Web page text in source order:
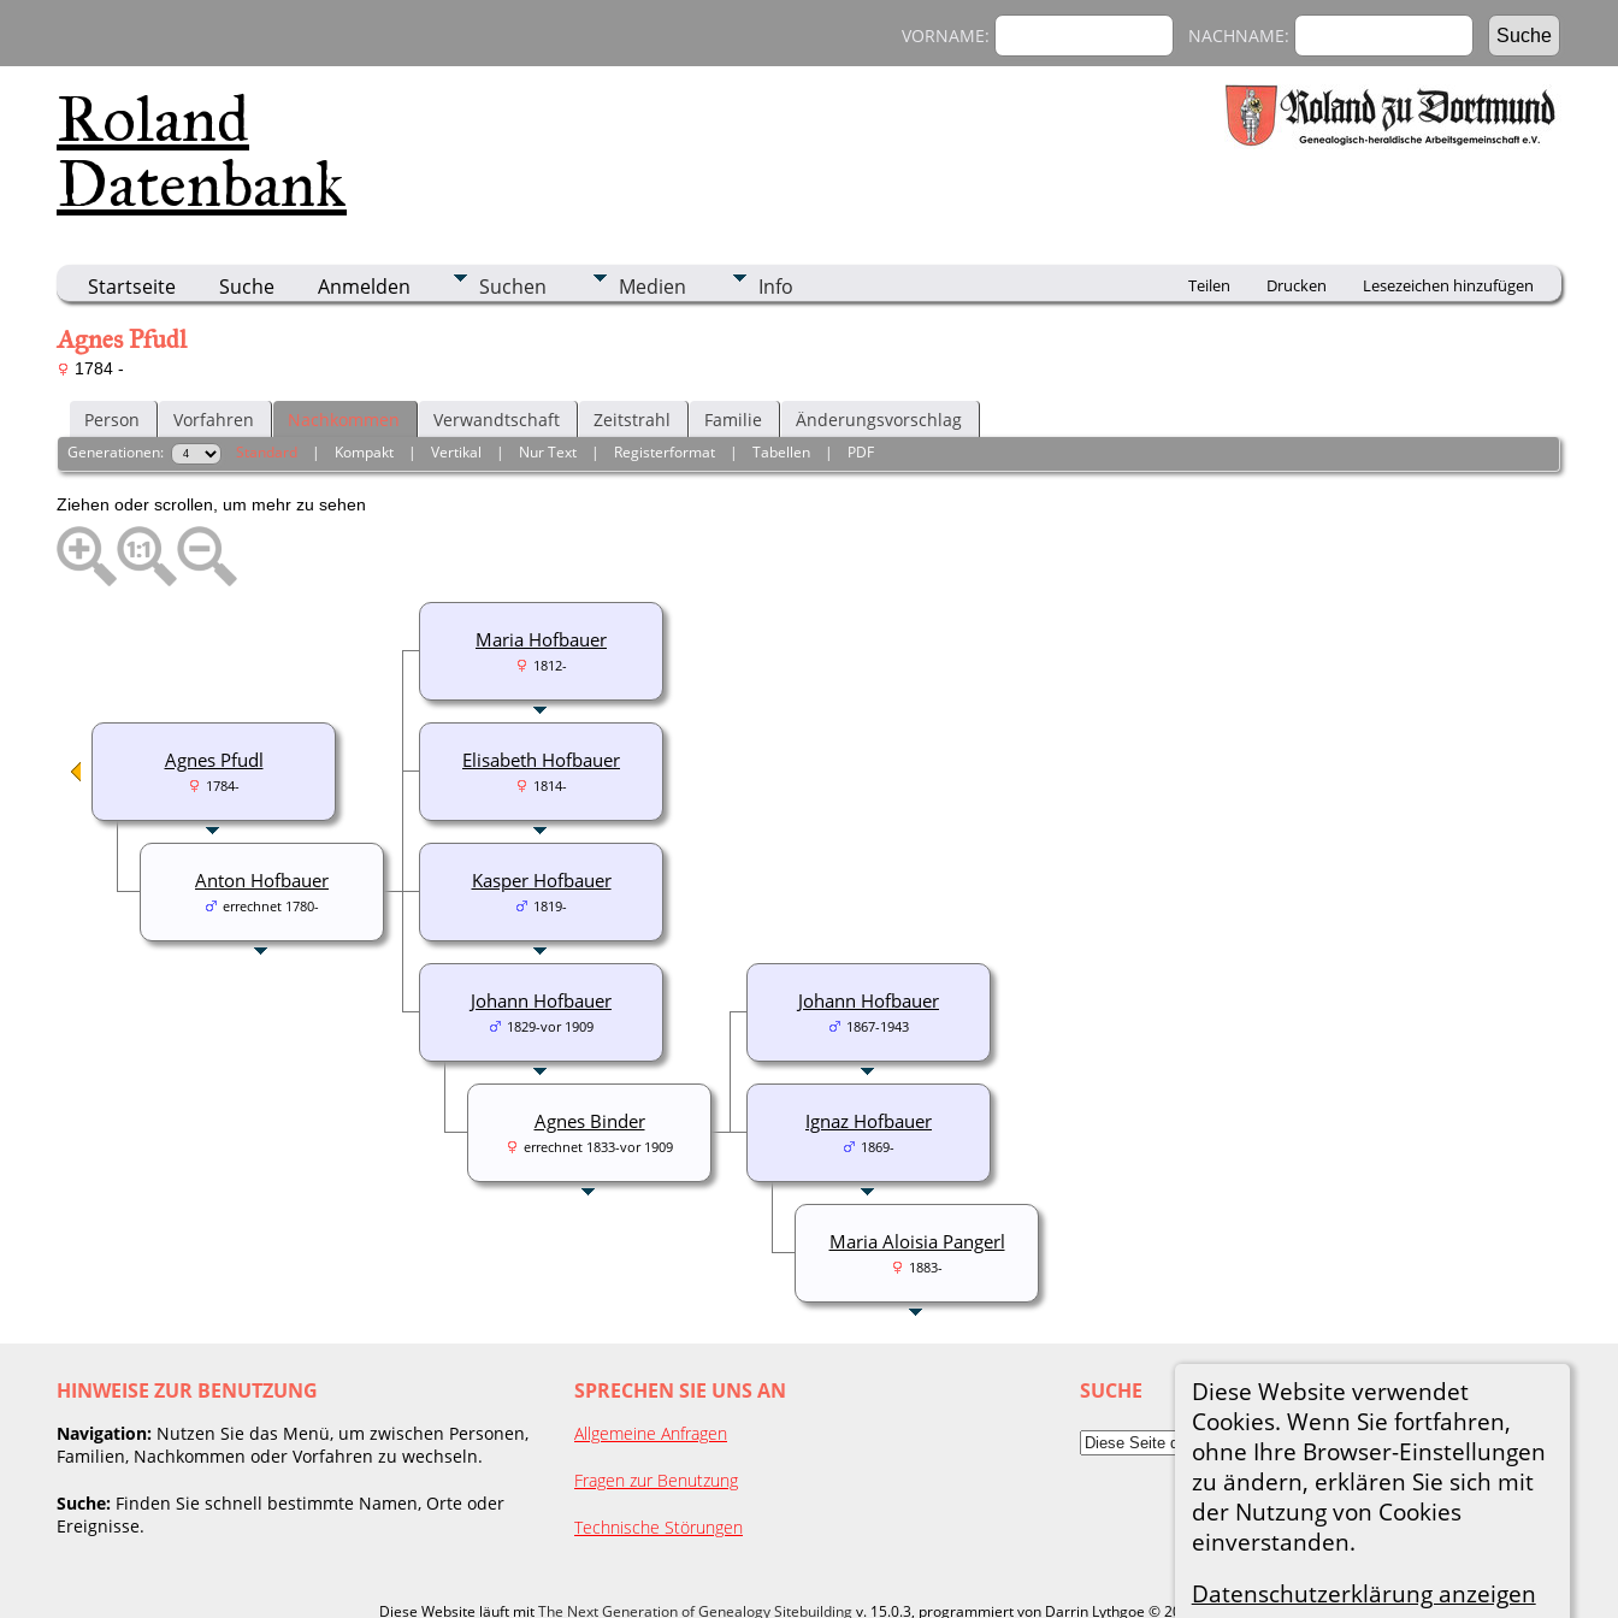
Roland
Datenbank
VORNAME: NACHNAME:
Startseite Suche Anmelden Suchen Medien Info Teilen Drucken Lesezeichen hinzufügen
Diese Website verwendet
Cookies. Wenn Sie fortfahren,
ohne Ihre Browser-Einstellungen
zu ändern, erklären Sie sich mit
der Nutzung von Cookies
einverstanden.
Datenschutzerklärung anzeigen
Agnes Pfudl
1784 -
Person Vorfahren Nachkommen Verwandtschaft Zeitstrahl Familie Änderungsvorschlag
Generationen: Standard | Kompakt |Vertikal | Nur Text | Registerformat |Tabellen | PDF
Ziehen oder scrollen, um mehr zu sehen
Maria Hofbauer
1812-
Elisabeth Hofbauer
1814-
Kasper Hofbauer
1819-
Johann Hofbauer
1867-1943
Ignaz Hofbauer
1869-
Maria Aloisia Pangerl
1883-
Johann Hofbauer
1829-vor 1909
Agnes Binder
errechnet 1833-vor 1909
Agnes Pfudl
1784-
Anton Hofbauer
errechnet 1780-
HINWEISE ZUR BENUTZUNG
Navigation: Nutzen Sie das Menü, um zwischen Personen,
Familien, Nachkommen oder Vorfahren zu wechseln.
Suche: Finden Sie schnell bestimmte Namen, Orte oder
Ereignisse.
SPRECHEN SIE UNS AN
Allgemeine Anfragen
Fragen zur Benutzung
Technische Störungen
SUCHE
Diese Website läuft mitThe Next Generation of Genealogy Sitebuildingv. 15.0.3, programmiert von Darrin Lythgoe © 2001-2026.